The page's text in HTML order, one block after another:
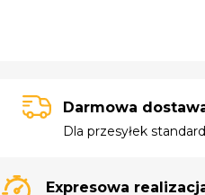
Darmowa
Dla przesyłek
Expresowa